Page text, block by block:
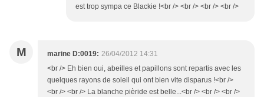
est trop sympa ce Blackie !<br /> <br /> <br /> <br />
M marine D:0019: 26/04/2012 14:31
<br /> Eh bien oui, abeilles et papillons sont repartis avec les
quelques rayons de soleil qui ont bien vite disparus !<br />
<br /> <br /> La blanche pièride est belle...<br /> <br /> <br />